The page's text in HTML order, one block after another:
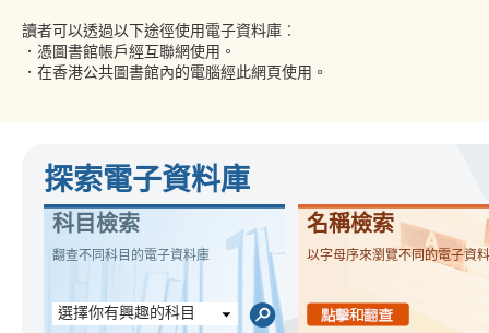
讀者可以透過以下途徑使用電子資料庫︰
．憑圖書館帳戶經互聯網使用。
．在香港公共圖書館內的電腦經此網頁使用。
探索電子資料庫
科目檢索
翻查不同科目的電子資料庫
選擇你有興趣的科目
名稱檢索
以字母序來瀏覽不同的電子資